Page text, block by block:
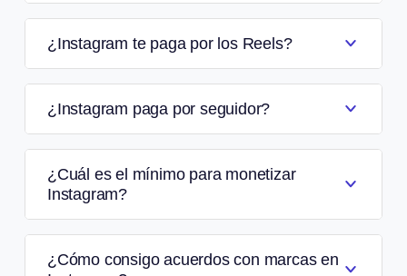
¿Instagram te paga por los Reels?
¿Instagram paga por seguidor?
¿Cuál es el mínimo para monetizar
Instagram?
¿Cómo consigo acuerdos con marcas en